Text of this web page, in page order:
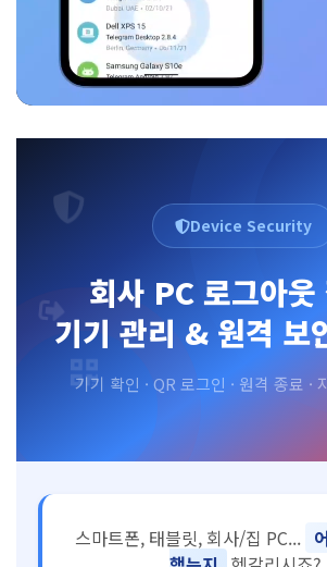
Device Security
회사 PC 로그아웃
기기 관리 & 원격 보
기기 확인 · QR 로그인 · 원격 종료 ·
스마트폰, 태블릿, 회사/집 PC...